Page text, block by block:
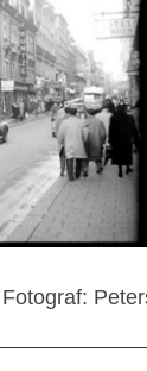
Fotograf: